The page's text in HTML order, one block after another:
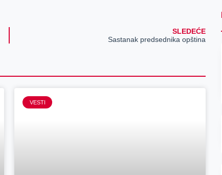
SLEDEĆE
Sastanak predsednika opština
VESTI